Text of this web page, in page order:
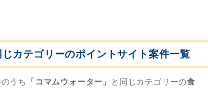
じカテゴリーのポイントサイト案件一覧
うち 「コマムウォーター」 と同じカテゴリーの食